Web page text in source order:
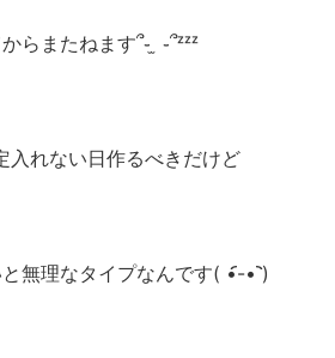
らまたねます՞֊ ̫ ֊՞ᶻᶻᶻ
入れない日作るべきだけど
無理なタイプなんです( •︠-•︡ )